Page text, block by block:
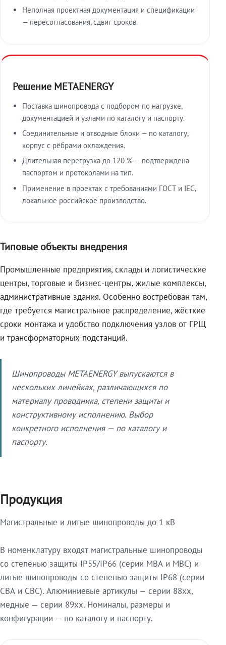
Неполная проектная документация и спецификации
— пересогласования, сдвиг сроков.
Решение METAENERGY
Поставка шинопровода с подбором по нагрузке,
документацией и узлами по каталогу и паспорту.
Соединительные и отводные блоки — по каталогу,
корпус с рёбрами охлаждения.
Длительная перегрузка до 120 % — подтверждена
паспортом и протоколами на тип.
Применение в проектах с требованиями ГОСТ и IEC,
локальное российское производство.
Типовые объекты внедрения
Промышленные предприятия, склады и логистические
центры, торговые и бизнес-центры, жилые комплексы,
административные здания. Особенно востребован там,
где требуется магистральное распределение, жёсткие
сроки монтажа и удобство подключения узлов от ГРЩ
и трансформаторных подстанций.
Шинопроводы METAENERGY выпускаются в
нескольких линейках, различающихся по
материалу проводника, степени защиты и
конструктивному исполнению. Выбор
конкретного исполнения — по каталогу и
паспорту.
Продукция
Магистральные и литые шинопроводы до 1 кВ
В номенклатуру входят магистральные шинопроводы
со степенью защиты IP55/IP66 (серии МВА и МВС) и
литые шинопроводы со степенью защиты IP68 (серии
СВА и СВС). Алюминиевые артикулы — серии 88xx,
медные — серии 89xx. Номиналы, размеры и
конфигурации — по каталогу и паспорту.